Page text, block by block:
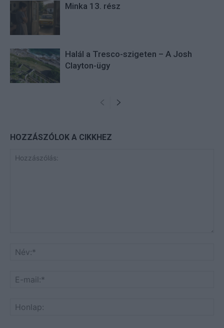
Minka 13. rész
Halál a Tresco-szigeten – A Josh
Clayton-ügy
HOZZÁSZÓLOK A CIKKHEZ